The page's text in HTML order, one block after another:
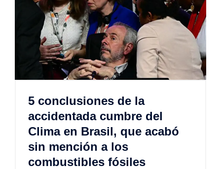
5 conclusiones de la
accidentada cumbre del
Clima en Brasil, que acabó
sin mención a los
combustibles fósiles